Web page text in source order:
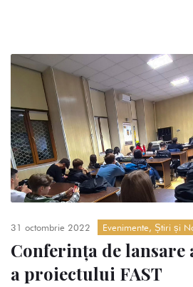
31 octombrie 2022 Evenimente, Știri și
Conferința de lansare
a proiectului FAST